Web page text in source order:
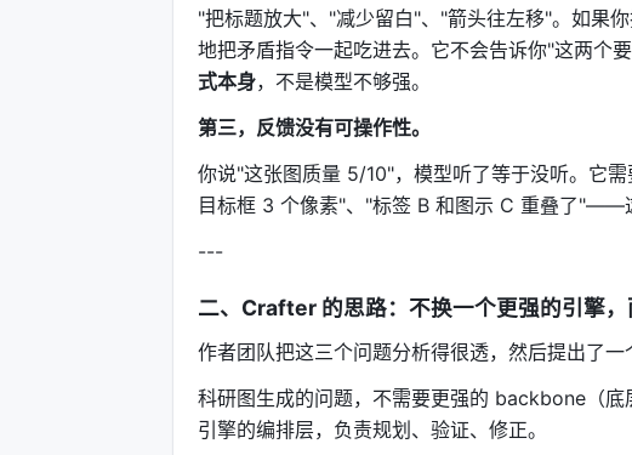
"把标题放大"、"减少留白"、"箭头往左移"。如果
地把矛盾指令一起吃进去。它不会告诉你"这两个
式本身，不是模型不够强。
第三，反馈没有可操作性。
你说"这张图质量 5/10"，模型听了等于没听。它
目标框 3 个像素"、"标签 B 和图示 C 重叠了"——
---
二、Crafter 的思路：不换一个更强的引擎
作者团队把这三个问题分析得很透，然后提出了一
科研图生成的问题，不需要更强的 backbone（底
引擎的编排层，负责规划、验证、修正。